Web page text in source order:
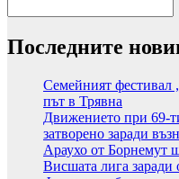
Последните
Семейният фестивал
път в Трявна
Движението при 69-
затворено заради
Араухо от Борнемут
Висшата лига заради